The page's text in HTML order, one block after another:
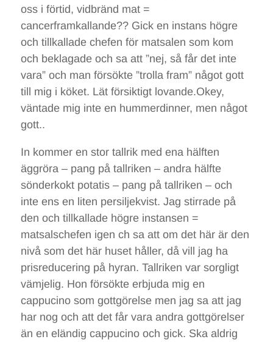
oss i förtid, vidbränd mat =
cancerframkallande?? Gick en instans högre
och tillkallade chefen för matsalen som kom
och beklagade och sa att ”nej, så får det inte
vara” och man försökte ”trolla fram” något gott
till mig i köket. Lät försiktigt lovande.Okey,
väntade mig inte en hummerdinner, men något
gott..
In kommer en stor tallrik med ena hälften
äggröra – pang på tallriken – andra hälfte
sönderkokt potatis – pang på tallriken – och
inte ens en liten persiljekvist. Jag stirrade på
den och tillkallade högre instansen =
matsalschefen igen ch sa att om det här är den
nivå som det här huset håller, då vill jag ha
prisreducering på hyran. Tallriken var sorgligt
vämjelig. Hon försökte erbjuda mig en
cappucino som gottgörelse men jag sa att jag
har nog och att det får vara andra gottgörelser
än en eländig cappucino och gick. Ska aldrig